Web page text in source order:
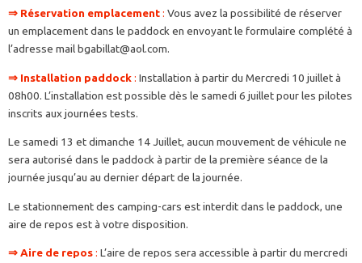
⇒ Réservation emplacement: Vous avez la possibilité de réserver
un emplacement dans le paddock en envoyant le formulaire complété à
l’adresse mail bgabillat@aol.com.
⇒ Installation paddock: Installation à partir du Mercredi 10 juillet à
08h00. L’installation est possible dès le samedi 6 juillet pour les pilotes
inscrits aux journées tests.
Le samedi 13 et dimanche 14 Juillet, aucun mouvement de véhicule ne
sera autorisé dans le paddock à partir de la première séance de la
journée jusqu’au au dernier départ de la journée.
Le stationnement des camping-cars est interdit dans le paddock, une
aire de repos est à votre disposition.
⇒Aire de repos: L’aire de repos sera accessible à partir du mercredi